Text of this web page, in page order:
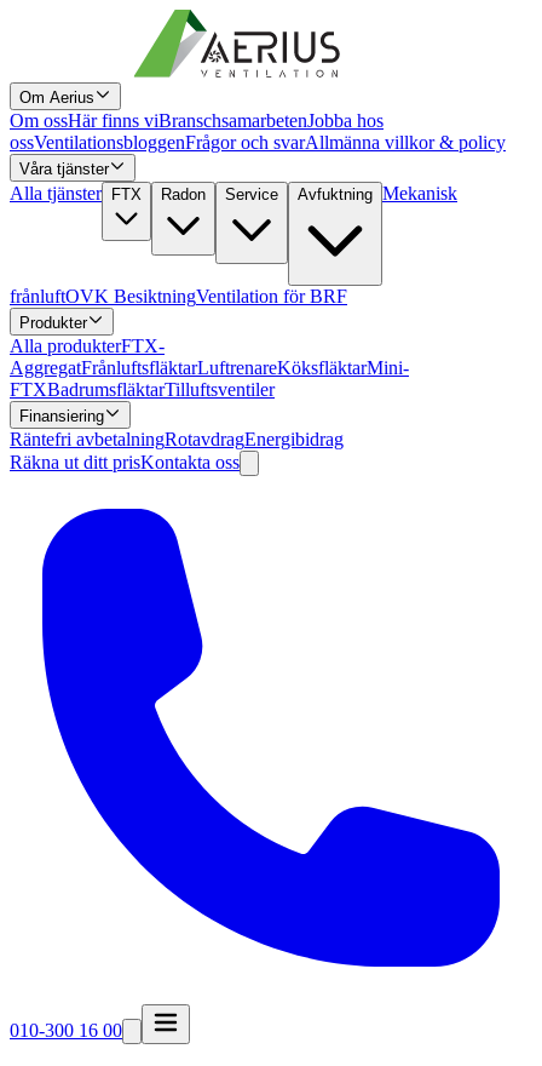
Om Aerius
Om ossHär finns viBranschsamarbetenJobba hos
ossVentilationsbloggenFrågor och svarAllmänna villkor & policy
Våra tjänster
Alla tjänster FTX Radon Service Avfuktning Mekanisk
frånluftOVK BesiktningVentilation för BRF
Produkter
Alla produkterFTX-
AggregatFrånluftsfläktarLuftrenareKöksfläktarMini-
FTXBadrumsfläktarTilluftsventiler
Finansiering
Räntefri avbetalningRotavdragEnergibidrag
Räkna ut ditt prisKontakta oss
010-300 16 00